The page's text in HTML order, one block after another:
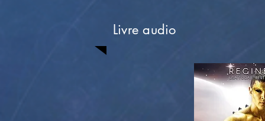
Livre audio